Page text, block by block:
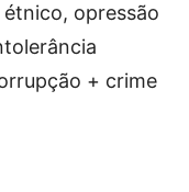
opressão
+ crime